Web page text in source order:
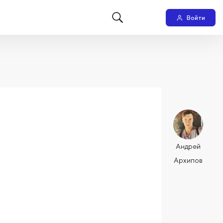
Войти
Андрей
Архипов